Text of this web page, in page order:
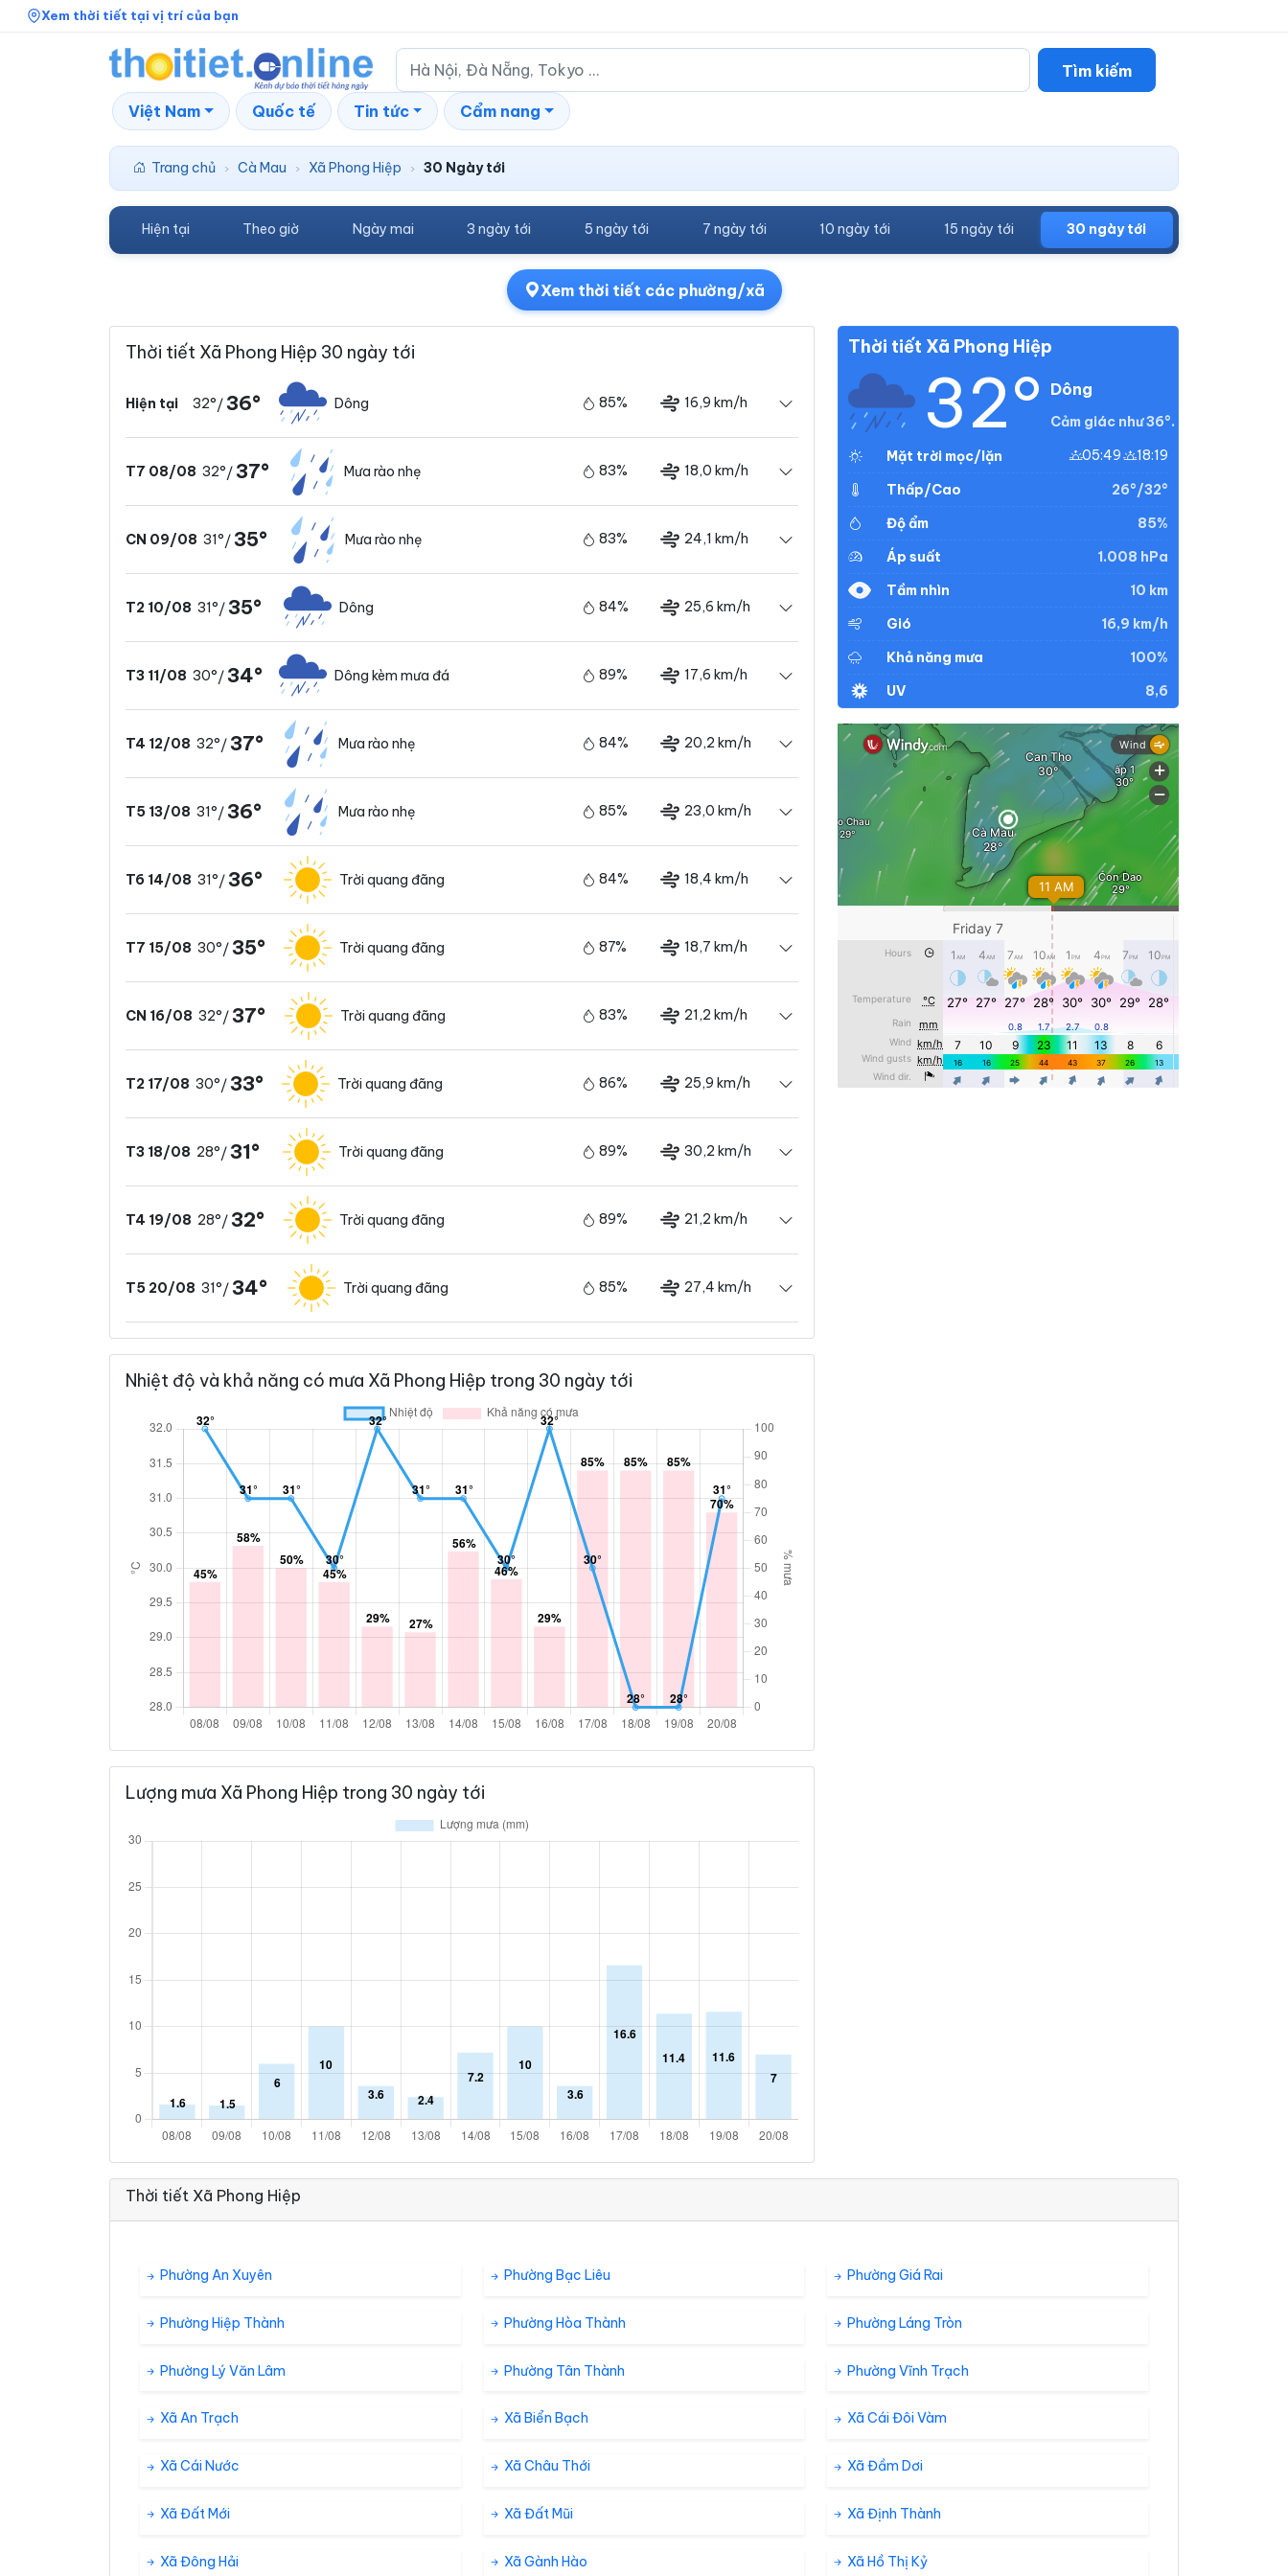
Xem thời tiết tại vị trí của bạn
Tìm kiếm
Việt Nam Quốc tế Tin tức Cẩm nang
Trang chủ › Cà Mau › Xã Phong Hiệp › 30 Ngày tới
Hiện tại Theo giờ Ngày mai 3 ngày tới 5 ngày tới 7 ngày tới 10 ngày tới 15 ngày tới 30 ngày tới
Xem thời tiết các phường/xã
Thời tiết Xã Phong Hiệp 30 ngày tới
Hiện tại 32°/36° Dông 85% 16,9 km/h
T7 08/08 32°/37° Mưa rào nhẹ 83% 18,0 km/h
CN 09/08 31°/35° Mưa rào nhẹ 83% 24,1 km/h
T2 10/08 31°/35° Dông 84% 25,6 km/h
T3 11/08 30°/34° Dông kèm mưa đá 89% 17,6 km/h
T4 12/08 32°/37° Mưa rào nhẹ 84% 20,2 km/h
T5 13/08 31°/36° Mưa rào nhẹ 85% 23,0 km/h
T6 14/08 31°/36° Trời quang đãng 84% 18,4 km/h
T7 15/08 30°/35° Trời quang đãng 87% 18,7 km/h
CN 16/08 32°/37° Trời quang đãng 83% 21,2 km/h
T2 17/08 30°/33° Trời quang đãng 86% 25,9 km/h
T3 18/08 28°/31° Trời quang đãng 89% 30,2 km/h
T4 19/08 28°/32° Trời quang đãng 89% 21,2 km/h
T5 20/08 31°/34° Trời quang đãng 85% 27,4 km/h
Nhiệt độ và khả năng có mưa Xã Phong Hiệp trong 30 ngày tới
Lượng mưa Xã Phong Hiệp trong 30 ngày tới
Thời tiết Xã Phong Hiệp
32° Dông
Cảm giác như 36°.
Mặt trời mọc/lặn
05:49 18:19
Thấp/Cao
26°/32°
Độ ẩm
85%
Áp suất
1.008 hPa
Tầm nhìn
10 km
Gió
16,9 km/h
Khả năng mưa
100%
UV
8,6
Thời tiết Xã Phong Hiệp
Phường An Xuyên Phường Bạc Liêu Phường Giá Rai
Phường Hiệp Thành Phường Hòa Thành Phường Láng Tròn
Phường Lý Văn Lâm Phường Tân Thành Phường Vĩnh Trạch
Xã An Trạch Xã Biển Bạch Xã Cái Đôi Vàm
Xã Cái Nước Xã Châu Thới Xã Đầm Dơi
Xã Đất Mới Xã Đất Mũi Xã Định Thành
Xã Đông Hải Xã Gành Hào Xã Hồ Thị Kỷ